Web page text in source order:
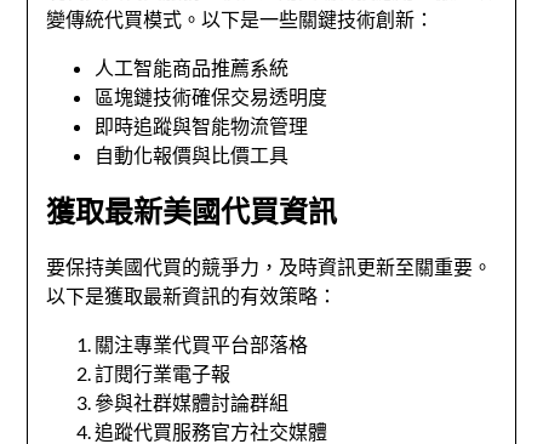
變傳統代買模式。以下是一些關鍵技術創新：
人工智能商品推薦系統
區塊鏈技術確保交易透明度
即時追蹤與智能物流管理
自動化報價與比價工具
獲取最新美國代買資訊
要保持美國代買的競爭力，及時資訊更新至關重要。
以下是獲取最新資訊的有效策略：
關注專業代買平台部落格
訂閱行業電子報
參與社群媒體討論群組
追蹤代買服務官方社交媒體